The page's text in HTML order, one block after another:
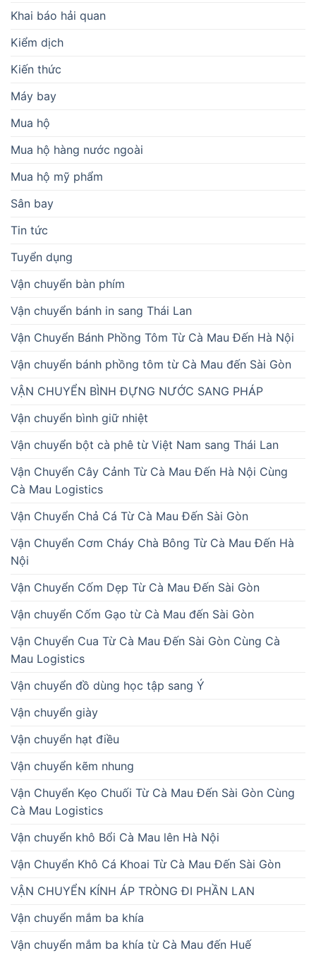
Khai báo hải quan
Kiểm dịch
Kiến thức
Máy bay
Mua hộ
Mua hộ hàng nước ngoài
Mua hộ mỹ phẩm
Sân bay
Tin tức
Tuyển dụng
Vận chuyển bàn phím
Vận chuyển bánh in sang Thái Lan
Vận Chuyển Bánh Phồng Tôm Từ Cà Mau Đến Hà Nội
Vận chuyển bánh phồng tôm từ Cà Mau đến Sài Gòn
VẬN CHUYỂN BÌNH ĐỰNG NƯỚC SANG PHÁP
Vận chuyển bình giữ nhiệt
Vận chuyển bột cà phê từ Việt Nam sang Thái Lan
Vận Chuyển Cây Cảnh Từ Cà Mau Đến Hà Nội Cùng
Cà Mau Logistics
Vận Chuyển Chả Cá Từ Cà Mau Đến Sài Gòn
Vận Chuyển Cơm Cháy Chà Bông Từ Cà Mau Đến Hà
Nội
Vận Chuyển Cốm Dẹp Từ Cà Mau Đến Sài Gòn
Vận chuyển Cốm Gạo từ Cà Mau đến Sài Gòn
Vận Chuyển Cua Từ Cà Mau Đến Sài Gòn Cùng Cà
Mau Logistics
Vận chuyển đồ dùng học tập sang Ý
Vận chuyển giày
Vận chuyển hạt điều
Vận chuyển kẽm nhung
Vận Chuyển Kẹo Chuối Từ Cà Mau Đến Sài Gòn Cùng
Cà Mau Logistics
Vận chuyển khô Bổi Cà Mau lên Hà Nội
Vận Chuyển Khô Cá Khoai Từ Cà Mau Đến Sài Gòn
VẬN CHUYỂN KÍNH ÁP TRÒNG ĐI PHẦN LAN
Vận chuyển mắm ba khía
Vận chuyển mắm ba khía từ Cà Mau đến Huế